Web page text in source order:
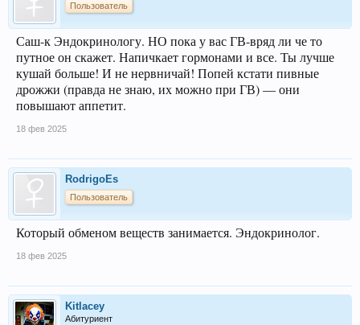
Пользователь
Саш-к Эндокринологу. НО пока у вас ГВ-вряд ли че то
путное он скажет. Напичкает гормонами и все. Ты лучше
кушай больше! И не нервничай! Попей кстати пивные
дрожжи (правда не знаю, их можно при ГВ) — они
повышают аппетит.
18 фев 2025
RodrigoEs
Пользователь
Который обменом веществ занимается. Эндокринолог.
18 фев 2025
Kitlacey
Абитуриент